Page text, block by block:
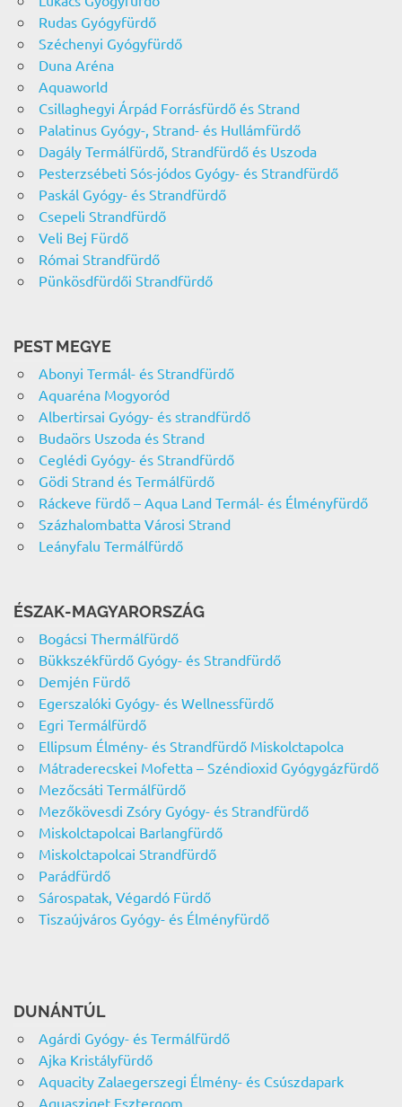
Rudas Gyógyfürdő
Széchenyi Gyógyfürdő
Duna Aréna
Aquaworld
Csillaghegyi Árpád Forrásfürdő és Strand
Palatinus Gyógy-, Strand- és Hullámfürdő
Dagály Termálfürdő, Strandfürdő és Uszoda
Pesterzsébeti Sós-jódos Gyógy- és Strandfürdő
Paskál Gyógy- és Strandfürdő
Csepeli Strandfürdő
Veli Bej Fürdő
Római Strandfürdő
Pünkösdfürdői Strandfürdő
PEST MEGYE
Abonyi Termál- és Strandfürdő
Aquaréna Mogyoród
Albertirsai Gyógy- és strandfürdő
Budaörs Uszoda és Strand
Ceglédi Gyógy- és Strandfürdő
Gödi Strand és Termálfürdő
Ráckeve fürdő – Aqua Land Termál- és Élményfürdő
Százhalombatta Városi Strand
Leányfalu Termálfürdő
ÉSZAK-MAGYARORSZÁG
Bogácsi Thermálfürdő
Bükkszékfürdő Gyógy- és Strandfürdő
Demjén Fürdő
Egerszalóki Gyógy- és Wellnessfürdő
Egri Termálfürdő
Ellipsum Élmény- és Strandfürdő Miskolctapolca
Mátraderecskei Mofetta – Széndioxid Gyógygázfürdő
Mezőcsáti Termálfürdő
Mezőkövesdi Zsóry Gyógy- és Strandfürdő
Miskolctapolcai Barlangfürdő
Miskolctapolcai Strandfürdő
Parádfürdő
Sárospatak, Végardó Fürdő
Tiszaújváros Gyógy- és Élményfürdő
DUNÁNTÚL
Agárdi Gyógy- és Termálfürdő
Ajka Kristályfürdő
Aquacity Zalaegerszegi Élmény- és Csúszdapark
Aquasziget Esztergom